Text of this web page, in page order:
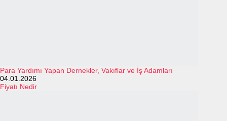
Para Yardımı Yapan Dernekler, Vakıflar ve İş Adamları
04.01.2026
Fiyatı Nedir